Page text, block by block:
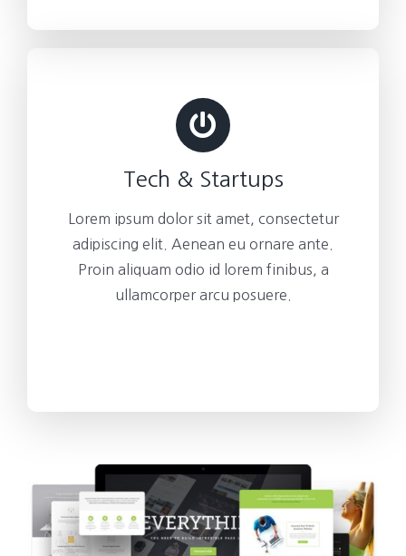
Tech & Startups
Lorem ipsum dolor sit amet, consectetur
adipiscing elit. Aenean eu ornare ante.
Proin aliquam odio id lorem finibus, a
ullamcorper arcu posuere.